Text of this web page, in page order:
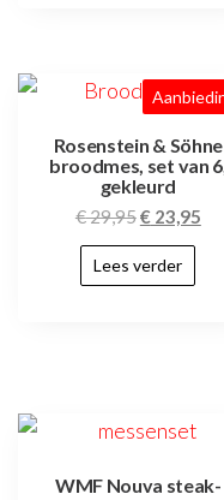
Rosenstein & Söhne
broodmes, set van 6,
gekleurd
€29,95€ 23,95
Lees verder
WMF Nouva steak-